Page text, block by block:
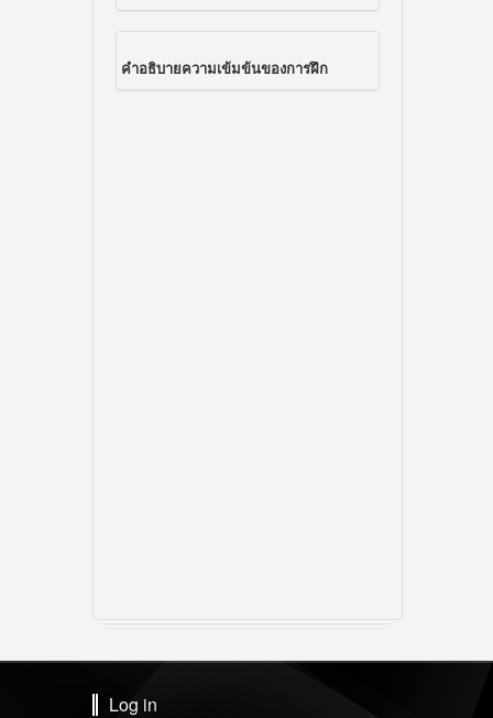
คำอธิบายความเข้มข้นของการฝึก
Log in